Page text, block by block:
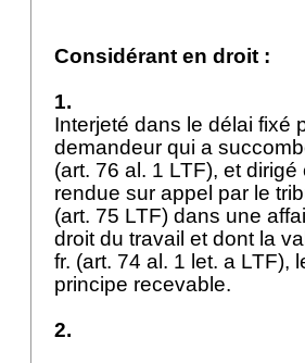
Considérant en droit :
1.
Interjeté dans le délai fixé
demandeur qui a
(art. 76 al. 1 LTF), et dirigé
rendue sur appel par le
(art. 75 LTF) dans une
droit du travail et dont la
fr. (art. 74 al. 1 let. a LTF),
principe recevable.
2.